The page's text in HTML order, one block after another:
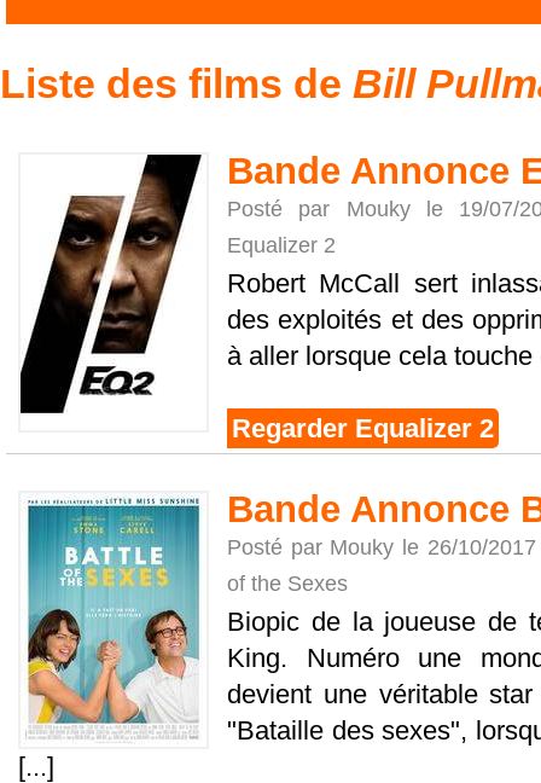
Liste des films de Bill
Bande Annonce
Posté par Mouky le 19/07/
Equalizer 2
Robert McCall sert
des exploités et des
à aller lorsque cela touche
Regarder Equalizer 2
Bande Annonce
Posté par Mouky le 26/10/
of the Sexes
Biopic de la joueuse de
King. Numéro une
devient une véritable
"Bataille des sexes",
[...]